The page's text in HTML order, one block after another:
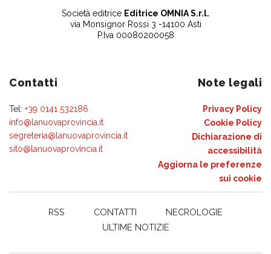
Società editrice Editrice OMNIA S.r.l.
via Monsignor Rossi 3 -14100 Asti
P.Iva 00080200058
Contatti
Tel: +39 0141 532186
info@lanuovaprovincia.it
segreteria@lanuovaprovincia.it
sito@lanuovaprovincia.it
Note legali
Privacy Policy
Cookie Policy
Dichiarazione di
accessibilità
Aggiorna le preferenze
sui cookie
RSS CONTATTI
NECROLOGIE
ULTIME NOTIZIE